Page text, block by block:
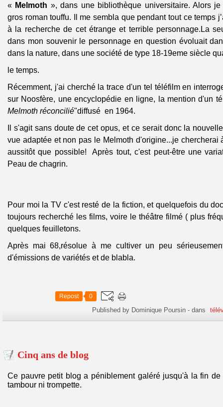
« Melmoth », dans une bibliothèque universitaire. Alors
gros roman touffu. Il me sembla que pendant tout ce temps
à la recherche de cet étrange et terrible personnage.La
dans mon souvenir le personnage en question évoluait
dans la nature, dans une société de type 18-19eme siècle
le temps.
Récemment, j'ai cherché la trace d'un tel téléfilm en
sur Noosfère, une encyclopédie en ligne, la mention d'un
Melmoth réconcilié"diffusé en 1964.
Il s'agit sans doute de cet opus, et ce serait donc la
vue adaptée et non pas le Melmoth d'origine...je chercherai
aussitôt que possible! Après tout, c'est peut-être une
Peau de chagrin.
Pour moi la TV c'est resté de la fiction, et quelquefois du
toujours recherché les films, voire le théâtre filmé ( plus
quelques feuilletons.
Après mai 68,résolue à me cultiver un peu
d'émissions de variétés et de blabla.
Repost 0
Published by Dominique Poursin -dans
Cinq ans de blog
Ce pauvre petit blog a péniblement galéré jusqu'à la fin
tambour ni trompette.